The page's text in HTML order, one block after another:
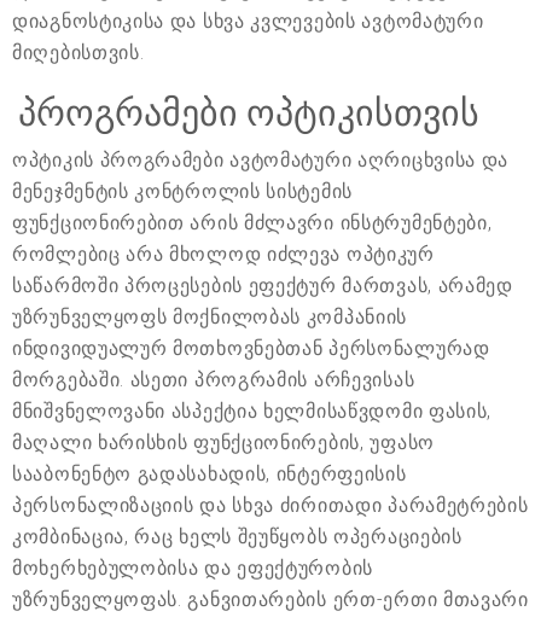
დიაგნოსტიკისა და სხვა კვლევების ავტომატური
მიღებისთვის.
პროგრამები ოპტიკისთვის
ოპტიკის პროგრამები ავტომატური აღრიცხვისა და
მენეჯმენტის კონტროლის სისტემის
ფუნქციონირებით არის მძლავრი ინსტრუმენტები,
რომლებიც არა მხოლოდ იძლევა ოპტიკურ
საწარმოში პროცესების ეფექტურ მართვას, არამედ
უზრუნველყოფს მოქნილობას კომპანიის
ინდივიდუალურ მოთხოვნებთან პერსონალურად
მორგებაში. ასეთი პროგრამის არჩევისას
მნიშვნელოვანი ასპექტია ხელმისაწვდომი ფასის,
მაღალი ხარისხის ფუნქციონირების, უფასო
სააბონენტო გადასახადის, ინტერფეისის
პერსონალიზაციის და სხვა ძირითადი პარამეტრების
კომბინაცია, რაც ხელს შეუწყობს ოპერაციების
მოხერხებულობისა და ეფექტურობის
უზრუნველყოფას. განვითარების ერთ-ერთი მთავარი